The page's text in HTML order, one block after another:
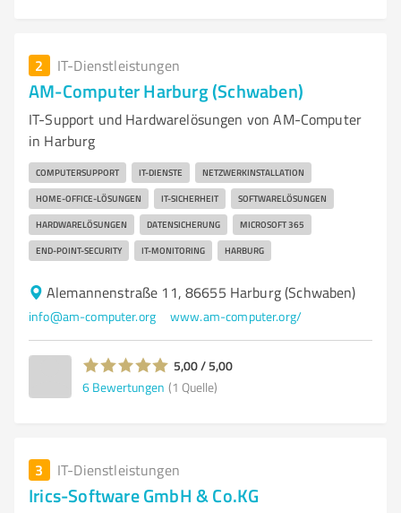
2 IT-Dienstleistungen
AM-Computer Harburg (Schwaben)
IT-Support und Hardwarelösungen von AM-Computer
in Harburg
COMPUTERSUPPORT IT-DIENSTE NETZWERKINSTALLATION
HOME-OFFICE-LÖSUNGEN IT-SICHERHEIT SOFTWARELÖSUNGEN
HARDWARELÖSUNGEN DATENSICHERUNG MICROSOFT 365
END-POINT-SECURITY IT-MONITORING HARBURG
Alemannenstraße 11, 86655 Harburg (Schwaben)
info@am-computer.org www.am-computer.org/
5,00 / 5,00
6 Bewertungen (1 Quelle)
3 IT-Dienstleistungen
Irics-Software GmbH & Co.KG